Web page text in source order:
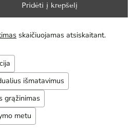
Pridėti į krepšelį
skaičiuojamas atsiskaitant.
išmatavimus
grąžinimas
metu